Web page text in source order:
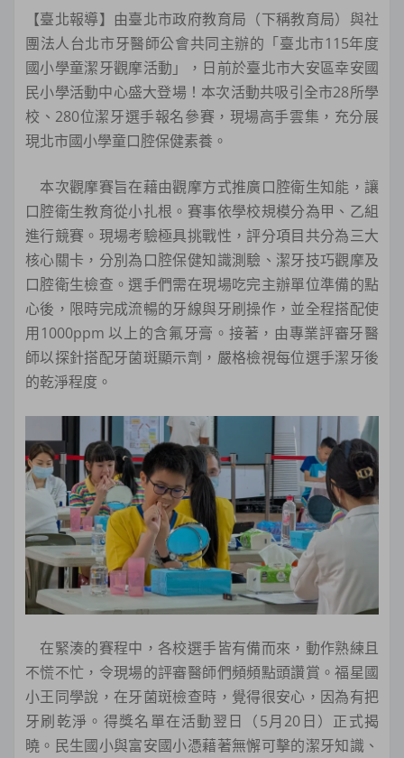
【臺北報導】由臺北市政府教育局（下稱教育局）與社
團法人台北市牙醫師公會共同主辦的「臺北市115年度
國小學童潔牙觀摩活動」，日前於臺北市大安區幸安國
民小學活動中心盛大登場！本次活動共吸引全市28所學
校、280位潔牙選手報名參賽，現場高手雲集，充分展
現北市國小學童口腔保健素養。
本次觀摩賽旨在藉由觀摩方式推廣口腔衛生知能，讓
口腔衛生教育從小扎根。賽事依學校規模分為甲、乙組
進行競賽。現場考驗極具挑戰性，評分項目共分為三大
核心關卡，分別為口腔保健知識測驗、潔牙技巧觀摩及
口腔衛生檢查。選手們需在現場吃完主辦單位準備的點
心後，限時完成流暢的牙線與牙刷操作，並全程搭配使
用1000ppm 以上的含氟牙膏。接著，由專業評審牙醫
師以探針搭配牙菌斑顯示劑，嚴格檢視每位選手潔牙後
的乾淨程度。
在緊湊的賽程中，各校選手皆有備而來，動作熟練且
不慌不忙，令現場的評審醫師們頻頻點頭讚賞。福星國
小王同學說，在牙菌斑檢查時，覺得很安心，因為有把
牙刷乾淨。得獎名單在活動翌日（5月20日）正式揭
曉。民生國小與富安國小憑藉著無懈可擊的潔牙知識、